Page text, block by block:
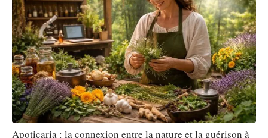
Apoticaria : la connexion entre la nature et la guérison à